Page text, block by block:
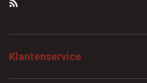
Klantenservice